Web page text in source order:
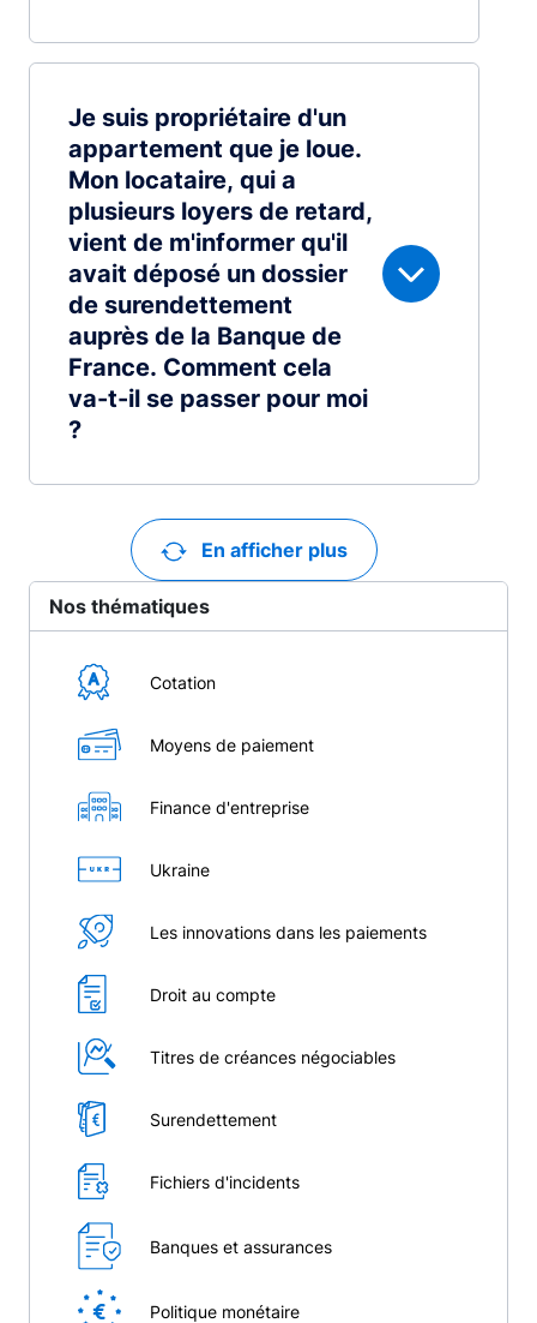
Nos thématiques
Cotation
Moyens de paiement
Finance d'entreprise
Ukraine
Les innovations dans les paiements
Droit au compte
Titres de créances négociables
Surendettement
Fichiers d'incidents
Banques et assurances
Politique monétaire
Je suis propriétaire d'un
appartement que je loue.
Mon locataire, qui a
plusieurs loyers de retard,
vient de m'informer qu'il
avait déposé un dossier
de surendettement
auprès de la Banque de
France. Comment cela
va-t-il se passer pour moi
?
En afficher plus